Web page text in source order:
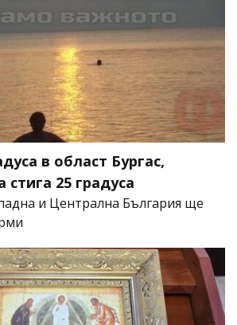
в област Бургас,
25 градуса
и Централна България ще